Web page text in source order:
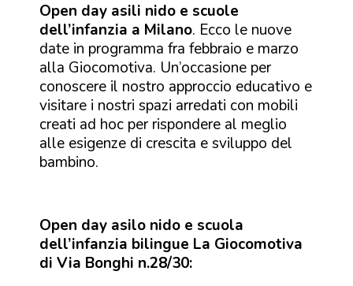
Open day asili nido e scuole
dell’infanzia a Milano. Ecco le nuove
date in programma fra febbraio e marzo
alla Giocomotiva. Un’occasione per
conoscere il nostro approccio educativo e
visitare i nostri spazi arredati con mobili
creati ad hoc per rispondere al meglio
alle esigenze di crescita e sviluppo del
bambino.
Open day asilo nido e scuola
dell’infanzia bilingue La Giocomotiva
di Via Bonghi n.28/30: